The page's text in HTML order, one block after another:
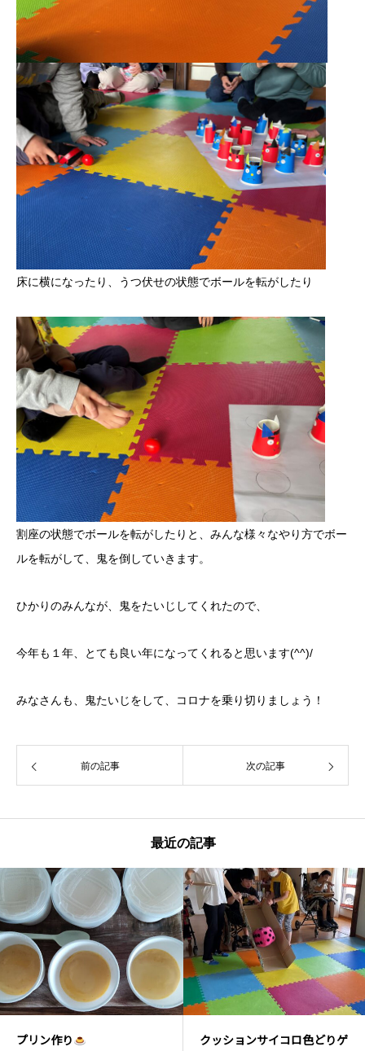
床に横になったり、うつ伏せの状態でボールを転がしたり
割座の状態でボールを転がしたりと、みんな様々なやり方でボー
ルを転がして、鬼を倒していきます。
ひかりのみんなが、鬼をたいじしてくれたので、
今年も１年、とても良い年になってくれると思います(^^)/
みなさんも、鬼たいじをして、コロナを乗り切りましょう！
前の記事 次の記事
最近の記事
クッションサイコロ色どりゲ
風船キャ